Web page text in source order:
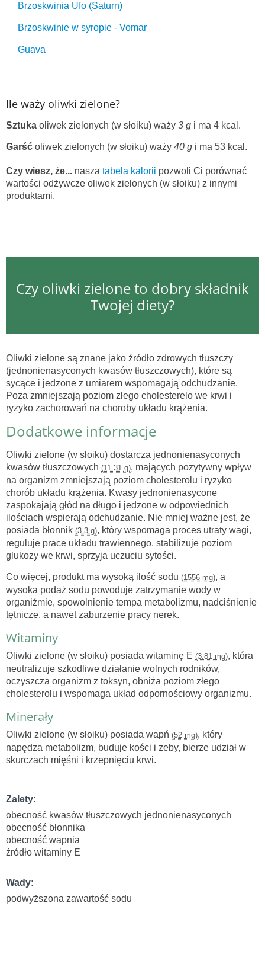
Brzoskwinia Ufo (Saturn)
Brzoskwinie w syropie - Vomar
Guava
Ile waży oliwki zielone?
Sztuka oliwek zielonych (w słoiku) waży 3 g i ma 4 kcal.
Garść oliwek zielonych (w słoiku) waży 40 g i ma 53 kcal.
Czy wiesz, że... nasza tabela kalorii pozwoli Ci porównać
wartości odżywcze oliwek zielonych (w słoiku) z innymi
produktami.
Czy oliwki zielone to dobry składnik
Twojej diety?
Oliwki zielone są znane jako źródło zdrowych tłuszczy
(jednonienasyconych kwasów tłuszczowych), które są
sycące i jedzone z umiarem wspomagają odchudzanie.
Poza zmniejszają poziom złego cholesterelo we krwi i
ryzyko zachorowań na choroby układu krążenia.
Dodatkowe informacje
Oliwki zielone (w słoiku) dostarcza jednonienasyconych
kwasów tłuszczowych (11.31 g), mających pozytywny wpływ
na organizm zmniejszają poziom cholesterolu i ryzyko
chorób układu krążenia. Kwasy jednonienasycone
zaspokajają głód na długo i jedzone w odpowiednich
ilościach wspierają odchudzanie. Nie mniej ważne jest, że
posiada błonnik (3.3 g), który wspomaga proces utraty wagi,
reguluje prace układu trawiennego, stabilizuje poziom
glukozy we krwi, sprzyja uczuciu sytości.
Co więcej, produkt ma wysoką ilość sodu (1556 mg), a
wysoka podaż sodu powoduje zatrzymanie wody w
organiźmie, spowolnienie tempa metabolizmu, nadciśnienie
tętnicze, a nawet zaburzenie pracy nerek.
Witaminy
Oliwki zielone (w słoiku) posiada witaminę E (3.81 mg), która
neutralizuje szkodliwe działanie wolnych rodników,
oczyszcza organizm z toksyn, obniża poziom złego
cholesterolu i wspomaga układ odpornościowy organizmu.
Minerały
Oliwki zielone (w słoiku) posiada wapń (52 mg), który
napędza metabolizm, buduje kości i zeby, bierze udział w
skurczach mięśni i krzepnięciu krwi.
Zalety:
obecność kwasów tłuszczowych jednonienasyconych
obecność błonnika
obecność wapnia
źródło witaminy E
Wady:
podwyższona zawartość sodu